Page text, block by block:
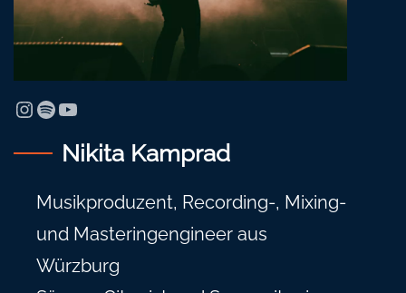
InstagramSpotify YouTube
Nikita Kamprad
Musikproduzent, Recording-, Mixing-
und Masteringengineer aus
Würzburg